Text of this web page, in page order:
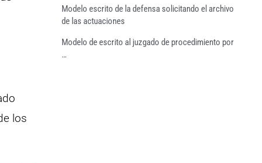
los
Modelo escrito de la defensa solicitando el archivo
de las actuaciones
Modelo de escrito al juzgado de procedimiento por
…